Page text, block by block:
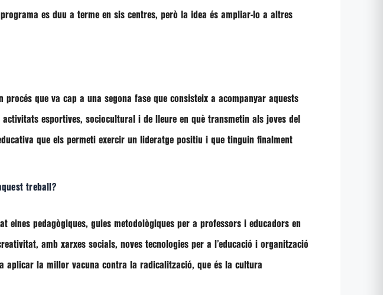
es duu a terme en sis centres, però la idea és ampliar-lo a altres
que va cap a una segona fase que consisteix a acompanyar aquests
esportives, sociocultural i de lleure en què transmetin als joves del
que els permeti exercir un lideratge positiu i que tinguin finalment
treball?
pedagògiques, guies metodològiques per a professors i educadors en
amb xarxes socials, noves tecnologies per a l’educació i organització
aplicar la millor vacuna contra la radicalització, que és la cultura